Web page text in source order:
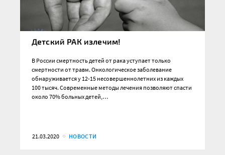
Детский РАК излечим!
В России смертность детей от рака уступает только
смертности от травм. Онкологическое заболевание
обнаруживается у 12-15 несовершеннолетних из каждых
100 тысяч. Современные методы лечения позволяют спасти
около 70% больных детей,…
21.03.2020 НОВОСТИ